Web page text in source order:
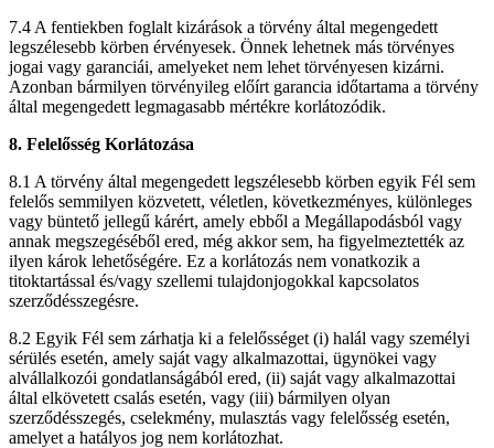
7.4 A fentiekben foglalt kizárások a törvény által megengedett
legszélesebb körben érvényesek. Önnek lehetnek más törvényes
jogai vagy garanciái, amelyeket nem lehet törvényesen kizárni.
Azonban bármilyen törvényileg előírt garancia időtartama a törvény
által megengedett legmagasabb mértékre korlátozódik.
8. Felelősség Korlátozása
8.1 A törvény által megengedett legszélesebb körben egyik Fél sem
felelős semmilyen közvetett, véletlen, következményes, különleges
vagy büntető jellegű kárért, amely ebből a Megállapodásból vagy
annak megszegéséből ered, még akkor sem, ha figyelmeztették az
ilyen károk lehetőségére. Ez a korlátozás nem vonatkozik a
titoktartással és/vagy szellemi tulajdonjogokkal kapcsolatos
szerződésszegésre.
8.2 Egyik Fél sem zárhatja ki a felelősséget (i) halál vagy személyi
sérülés esetén, amely saját vagy alkalmazottai, ügynökei vagy
alvállalkozói gondatlanságából ered, (ii) saját vagy alkalmazottai
által elkövetett csalás esetén, vagy (iii) bármilyen olyan
szerződésszegés, cselekmény, mulasztás vagy felelősség esetén,
amelyet a hatályos jog nem korlátozhat.